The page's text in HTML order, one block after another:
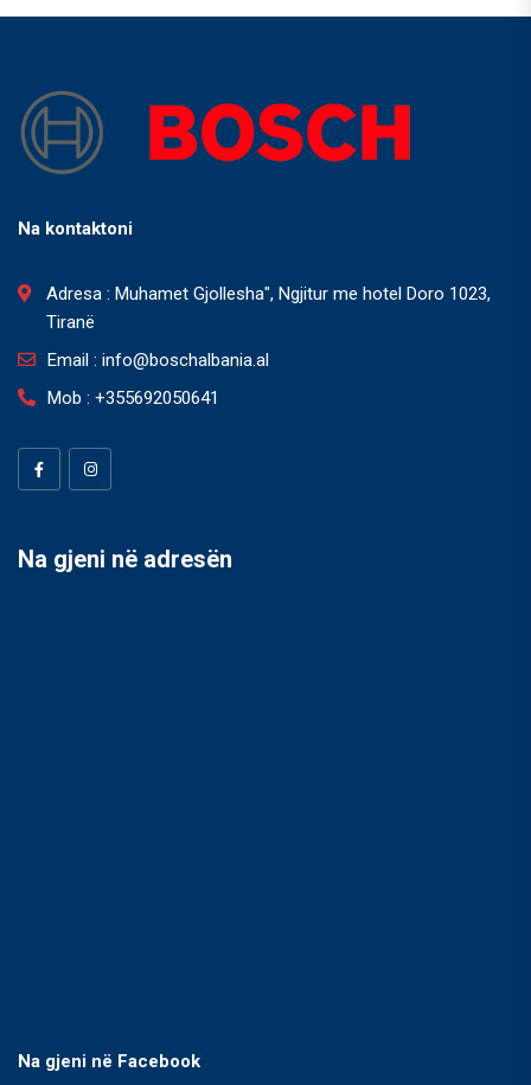
Na kontaktoni
Adresa : Muhamet Gjollesha", Ngjitur me hotel Doro 1023,
Tiranë
Email : info@boschalbania.al
Mob : +355692050641
Na gjeni në adresën
Na gjeni në Facebook